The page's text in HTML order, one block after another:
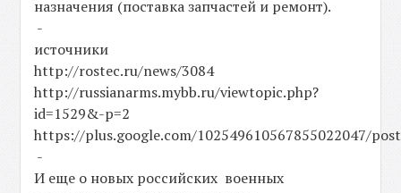
назначения (поставка запчастей и ремонт).
-
источники
http://rostec.ru/news/3084
http://russianarms.mybb.ru/viewtopic.php?
id=1529&-p=2
https://plus.google.com/102549610567855022047/
-
И еще о новых российских военных